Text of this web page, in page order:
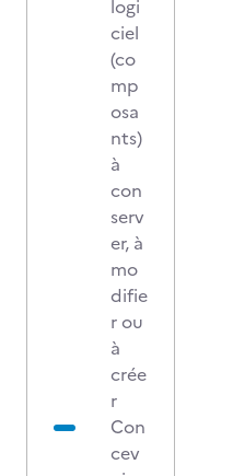
logi
ciel
(co
mp
osa
nts)
à
con
serv
er, à
mo
difie
r ou
à
crée
r
Con
cev